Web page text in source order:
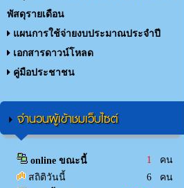
พัสดุรายเดือน
แผนการใช้จ่ายงบประมาณประจำปี
เอกสารดาวน์โหลด
คู่มือประชาชน
จำนวนผู้เข้าชมเว็บไซต์
online ขณะนี้ 1 คน
สถิติวันนี้
6 คน